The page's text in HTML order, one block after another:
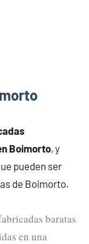
Boimorto, y
pueden ser
de Boimorto.
baratas
en una